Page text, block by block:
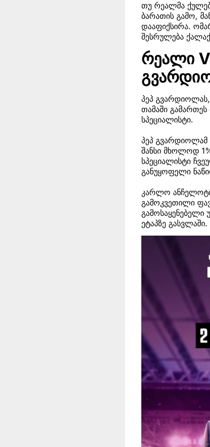
თუ რეალმა
ბარათის გამო,
დააფიქსირა.
შესრულება
რეალი
პეპ გვარდიოლას,
თამაში
სპეციალისტი.
პეპ გვარდიოლამ
შანსი მხოლოდ
სპეციალისტი
განუყოფელი
კარლო
გამოკვეთილი
გამოსაყენებელი
ეტაპზე გასვლაში.